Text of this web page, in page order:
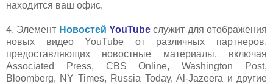
находится ваш офис.
4. Элемент Новостей YouTube служит для отображения
новых видео YouTube от различных партнеров,
предоставляющих новостные материалы, включая
Associated Press, CBS Online, Washington Post,
Bloomberg, NY Times, Russia Today, Al-Jazeera и другие